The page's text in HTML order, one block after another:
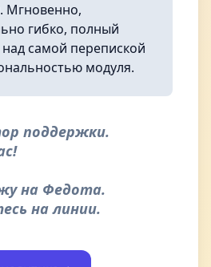
Мгновенно,
гибко, полный
самой перепиской
модуля.
поддержки.
на Федота.
на линии.